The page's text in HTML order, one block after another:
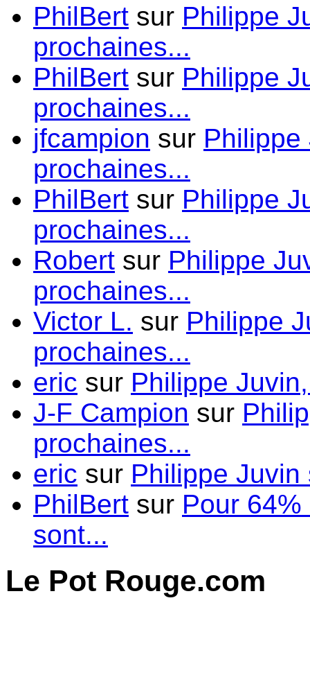
PhilBert sur Philippe
prochaines...
PhilBert sur Philippe
prochaines...
jfcampion sur
prochaines...
PhilBert sur Philippe
prochaines...
Robert sur Philippe
prochaines...
Victor L. sur Philippe
prochaines...
eric sur Philippe
J-F Campion sur
prochaines...
eric sur Philippe
PhilBert sur Pour
sont...
Le Pot Rouge.com